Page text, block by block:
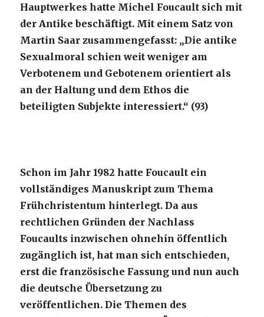
Hauptwerkes hatte Michel Foucault sich mit
der Antike beschäftigt. Mit einem Satz von
Martin Saar zusammengefasst: „Die antike
Sexualmoral schien weit weniger am
Verbotenem und Gebotenem orientiert als
an der Haltung und dem Ethos die
beteiligten Subjekte interessiert.“ (93)
Schon im Jahr 1982 hatte Foucault ein
vollständiges Manuskript zum Thema
Frühchristentum hinterlegt. Da aus
rechtlichen Gründen der Nachlass
Foucaults inzwischen ohnehin öffentlich
zugänglich ist, hat man sich entschieden,
erst die französische Fassung und nun auch
die deutsche Übersetzung zu
veröffentlichen. Die Themen des